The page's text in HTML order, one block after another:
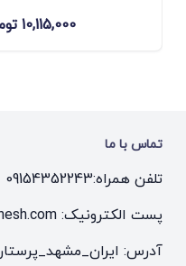
10,115,000 تومان
تماس با ما
تلفن همراه:09154352243
پست الکترونیک: info[at]ordibehesh.com
آدرس: ایران_مشهد_پرستار3 - کد پستی: 9176696111